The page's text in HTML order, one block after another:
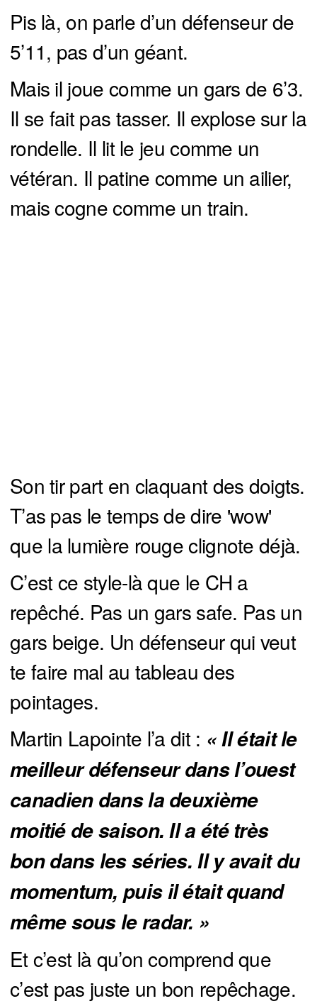
Pis là, on parle d’un défenseur de
5’11, pas d’un géant.
Mais il joue comme un gars de 6’3.
Il se fait pas tasser. Il explose sur la
rondelle. Il lit le jeu comme un
vétéran. Il patine comme un ailier,
mais cogne comme un train.
Son tir part en claquant des doigts.
T’as pas le temps de dire 'wow'
que la lumière rouge clignote déjà.
C’est ce style-là que le CH a
repêché. Pas un gars safe. Pas un
gars beige. Un défenseur qui veut
te faire mal au tableau des
pointages.
Martin Lapointe l’a dit : « Il était le
meilleur défenseur dans l’ouest
canadien dans la deuxième
moitié de saison. Il a été très
bon dans les séries. Il y avait du
momentum, puis il était quand
même sous le radar. »
Et c’est là qu’on comprend que
c’est pas juste un bon repêchage.